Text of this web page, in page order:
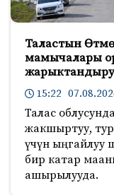
Таластын
мамычалары
15:22
Талас
жакшыртуу,
үчүн ыңгайлуу
бир катар
ашырылууда.